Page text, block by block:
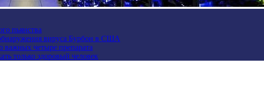
пьянства
вируса Бурбон в США
важных четыре препарата
только здоровый человек